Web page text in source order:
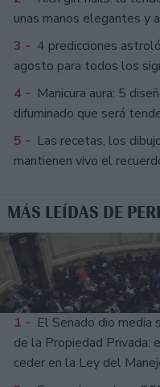
unas manos elegantes y
3 - 4 predicciones
agosto para todos los
4 - Manicura aura: 5
difuminado que será
5 - Las recetas, los
mantienen vivo el
MÁS LEÍDAS DE
1 - El Senado dio media
de la Propiedad Privada:
ceder en la Ley del